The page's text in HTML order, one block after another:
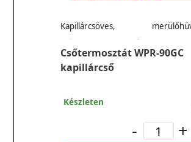
Csőtermosztát WPR-90GC
kapillárcső
Kapillárcsöves,
cső(bojler) termosztát WPR-90GC
Készleten
- +